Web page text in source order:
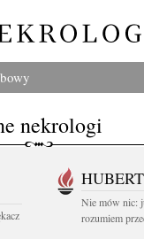
nekrologi
Nie mów nic:
rozumiem